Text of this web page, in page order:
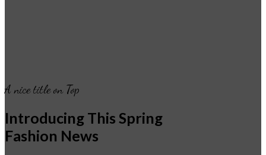
A nice title on Top
Introducing This Spring
Fashion News